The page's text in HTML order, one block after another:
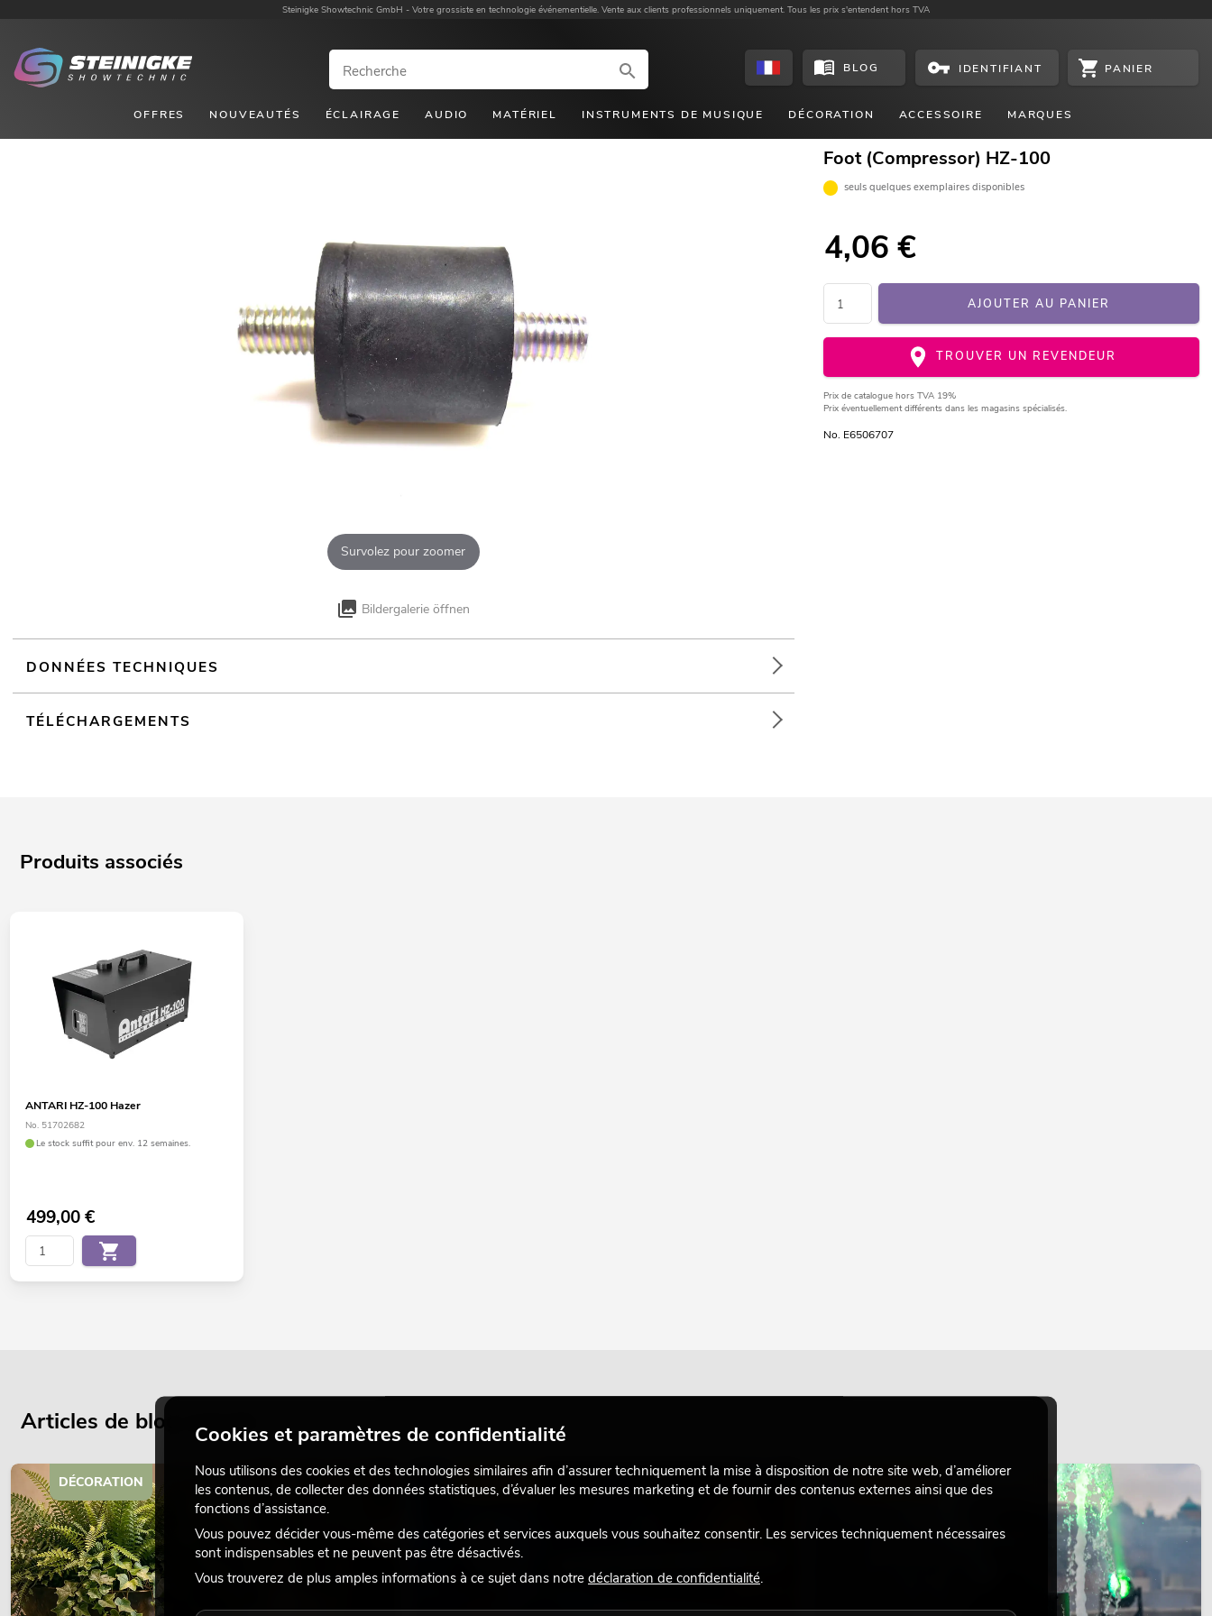
Steinigke Showtechnic GmbH - Votre grossiste en technologie événementielle. Vente aux clients professionnels uniquement. Tous les prix s'entendent hors TVA
BLOG IDENTIFIANT PANIER
OFFRES NOUVEAUTÉS ÉCLAIRAGE AUDIO MATÉRIEL INSTRUMENTS DE MUSIQUE DÉCORATION ACCESSOIRE MARQUES
Survolez pour zoomer
Bildergalerie öffnen
Foot (Compressor) HZ-100
seuls quelques exemplaires disponibles
4,06 €
AJOUTER AU PANIER
TROUVER UN REVENDEUR
Prix de catalogue hors TVA 19%
Prix éventuellement différents dans les magasins spécialisés.
No. E6506707
DONNÉES TECHNIQUES
TÉLÉCHARGEMENTS
Produits associés
ANTARI HZ-100 Hazer
No. 51702682
Le stock suffit pour env. 12 semaines.
499,00€
Articles de blog actuels
DÉCORATION ÉCLAIRAGE ÉCLAIRAGE
Cookies et paramètres de confidentialité
Nous utilisons des cookies et des technologies similaires afin d’assurer techniquement la mise à disposition de notre site web, d’améliorer
les contenus, de collecter des données statistiques, d’évaluer les mesures marketing et de fournir des contenus externes ainsi que des
fonctions d’assistance.
Vous pouvez décider vous-même des catégories et services auxquels vous souhaitez consentir. Les services techniquement nécessaires
sont indispensables et ne peuvent pas être désactivés.
Vous trouverez de plus amples informations à ce sujet dans notre déclaration de confidentialité.